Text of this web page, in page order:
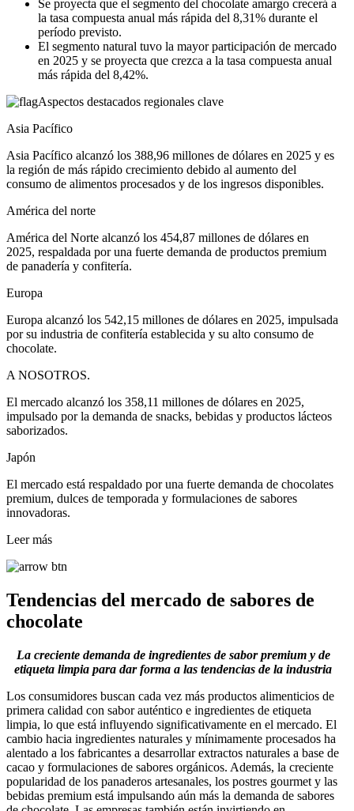
Se proyecta que el segmento del chocolate amargo crecerá a
la tasa compuesta anual más rápida del 8,31% durante el
período previsto.
El segmento natural tuvo la mayor participación de mercado
en 2025 y se proyecta que crezca a la tasa compuesta anual
más rápida del 8,42%.
Aspectos destacados regionales clave
Asia Pacífico
Asia Pacífico alcanzó los 388,96 millones de dólares en 2025 y es
la región de más rápido crecimiento debido al aumento del
consumo de alimentos procesados ​​y de los ingresos disponibles.
América del norte
América del Norte alcanzó los 454,87 millones de dólares en
2025, respaldada por una fuerte demanda de productos premium
de panadería y confitería.
Europa
Europa alcanzó los 542,15 millones de dólares en 2025, impulsada
por su industria de confitería establecida y su alto consumo de
chocolate.
A NOSOTROS.
El mercado alcanzó los 358,11 millones de dólares en 2025,
impulsado por la demanda de snacks, bebidas y productos lácteos
saborizados.
Japón
El mercado está respaldado por una fuerte demanda de chocolates
premium, dulces de temporada y formulaciones de sabores
innovadoras.
Leer más
Tendencias del mercado de sabores de
chocolate
La creciente demanda de ingredientes de sabor premium y de
etiqueta limpia para dar forma a las tendencias de la industria
Los consumidores buscan cada vez más productos alimenticios de
primera calidad con sabor auténtico e ingredientes de etiqueta
limpia, lo que está influyendo significativamente en el mercado. El
cambio hacia ingredientes naturales y mínimamente procesados ​​ha
alentado a los fabricantes a desarrollar extractos naturales a base de
cacao y formulaciones de sabores orgánicos. Además, la creciente
popularidad de los panaderos artesanales, los postres gourmet y las
bebidas premium está impulsando aún más la demanda de sabores